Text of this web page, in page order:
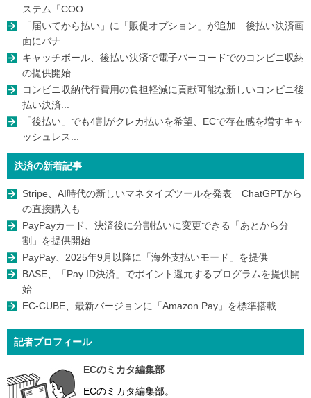
ステム「COO...
「届いてから払い」に「販促オプション」が追加 後払い決済画
面にバナ...
キャッチボール、後払い決済で電子バーコードでのコンビニ収納
の提供開始
コンビニ収納代行費用の負担軽減に貢献可能な新しいコンビニ後
払い決済...
「後払い」でも4割がクレカ払いを希望、ECで存在感を増すキャ
ッシュレス...
決済の新着記事
Stripe、AI時代の新しいマネタイズツールを発表 ChatGPTから
の直接購入も
PayPayカード、決済後に分割払いに変更できる「あとから分
割」を提供開始
PayPay、2025年9月以降に「海外支払いモード」を提供
BASE、「Pay ID決済」でポイント還元するプログラムを提供開
始
EC-CUBE、最新バージョンに「Amazon Pay」を標準搭載
記者プロフィール
ECのミカタ編集部
ECのミカタ編集部。